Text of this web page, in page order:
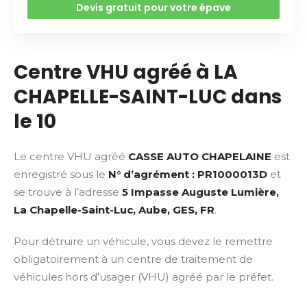
Devis gratuit pour votre épave
Centre VHU agréé à LA
CHAPELLE-SAINT-LUC dans
le 10
Le centre VHU agréé CASSE AUTO CHAPELAINE est
enregistré sous le N° d’agrément : PR1000013D et
se trouve à l’adresse 5 Impasse Auguste Lumière,
La Chapelle-Saint-Luc, Aube, GES, FR.
Pour détruire un véhicule, vous devez le remettre
obligatoirement à un centre de traitement de
véhicules hors d’usager (VHU) agréé par le préfet.